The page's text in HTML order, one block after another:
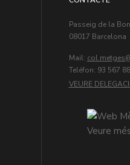
Passeig de la
08017 Barcelona
Mail: col.metges
Teléfon: 93 567
VEURE